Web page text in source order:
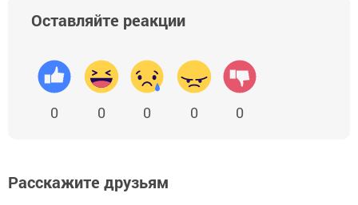
Оставляйте реакции
0 0 0 0 0
Расскажите друзьям